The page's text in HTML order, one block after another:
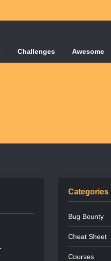
Challenges Awesome
Categories
Bug Bounty
Cheat Sheet
Courses